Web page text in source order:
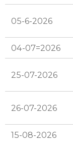
05-6-2026
04-07=2026
25-07-2026
26-07-2026
15-08-2026